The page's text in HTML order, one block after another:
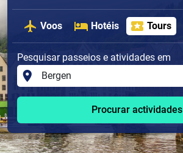
Voos Hotéis Tours
Pesquisar passeios e atividades em
Procurar actividades